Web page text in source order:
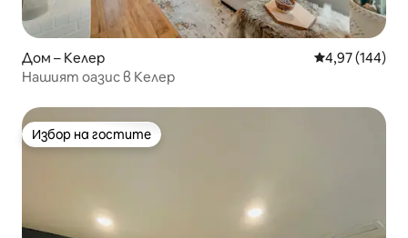
Дом – Келер Средна
4,97 (144)
Нашият оазис в Келер
Избор на гостите
Избор на гостите